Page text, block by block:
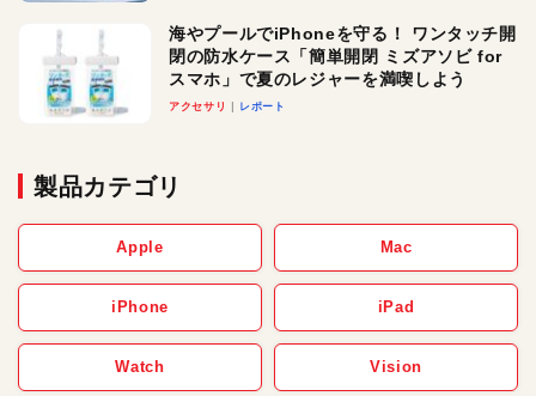
海やプールでiPhoneを守る！ ワンタッチ開
閉の防水ケース「簡単開閉 ミズアソビ for
スマホ」で夏のレジャーを満喫しよう
アクセサリ レポート
製品カテゴリ
Apple Mac
iPhone iPad
Watch Vision